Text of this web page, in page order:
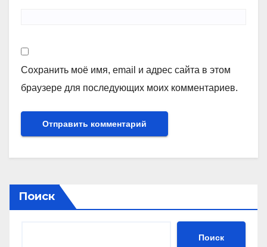
Сохранить моё имя, email и адрес сайта в этом
браузере для последующих моих комментариев.
Поиск
Поиск